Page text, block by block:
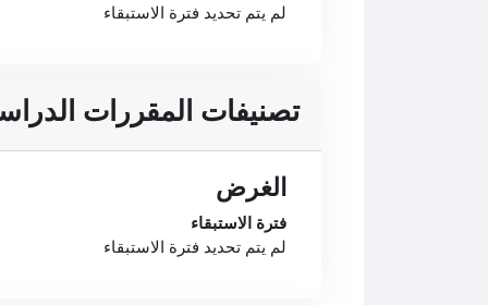
لم يتم تحديد فترة الاستبقاء
تصنيفات المقررات
الغرض
فترة الاستبقاء
لم يتم تحديد فترة الاستبقاء